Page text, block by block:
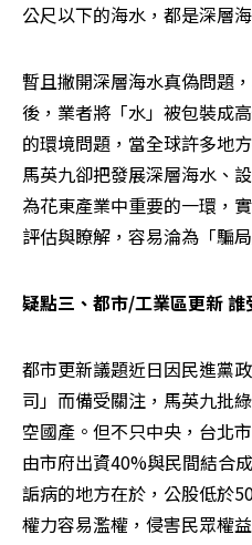
公尺以下的海水，都是深層
暫且撇開深層海水真偽問題
後，業者將「水」被包裝成
的環境問題，當全球許多地
馬英九卻把發展深層海水、
為花東產業中重要的一環，
評估與瞭解，容易淪為「騙
疑點三、都市/工業區更新 誰
都市更新議題近日因民進黨
司」而備受關注，馬英九批
空國產。但不只中央，台北
由市府出資40%與民間結合
詬病的地方在於，公股低於
權力容易濫權，侵害民眾權益